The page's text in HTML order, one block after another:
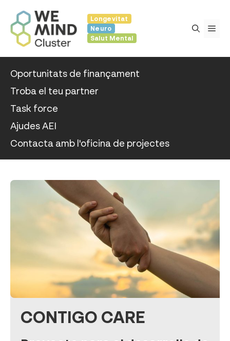
contingut
Longevitat
Neuro
Salut Mental
Oportunitats de finançament
Troba el teu partner
Task force
Ajudes AEI
Contacta amb l'oficina de projectes
CONTIGO CARE